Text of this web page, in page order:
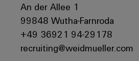
An der Allee 1
99848 Wutha-Farnroda
+49 36921 94-29178
recruiting@weidmueller.com